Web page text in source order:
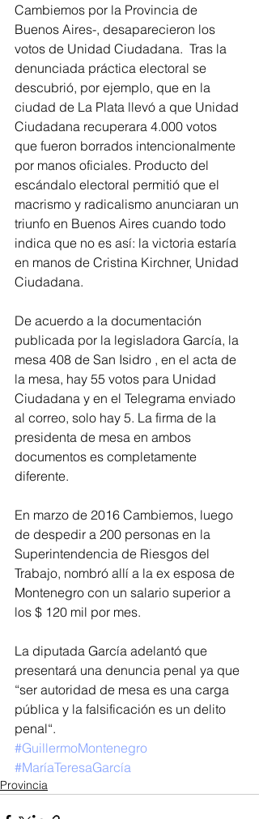
Cambiemos por la Provincia de
Buenos Aires-, desaparecieron los
votos de Unidad Ciudadana.  Tras la
denunciada práctica electoral se
descubrió, por ejemplo, que en la
ciudad de La Plata llevó a que Unidad
Ciudadana recuperara 4.000 votos
que fueron borrados intencionalmente
por manos oficiales. Producto del
escándalo electoral permitió que el
macrismo y radicalismo anunciaran un
triunfo en Buenos Aires cuando todo
indica que no es así: la victoria estaría
en manos de Cristina Kirchner, Unidad
Ciudadana.
De acuerdo a la documentación
publicada por la legisladora García, la
mesa 408 de San Isidro , en el acta de
la mesa, hay 55 votos para Unidad
Ciudadana y en el Telegrama enviado
al correo, solo hay 5. La firma de la
presidenta de mesa en ambos
documentos es completamente
diferente.
En marzo de 2016 Cambiemos, luego
de despedir a 200 personas en la
Superintendencia de Riesgos del
Trabajo, nombró allí a la ex esposa de
Montenegro con un salario superior a
los $ 120 mil por mes.
La diputada García adelantó que
presentará una denuncia penal ya que
“ser autoridad de mesa es una carga
pública y la falsificación es un delito
penal“.
#GuillermoMontenegro
#MaríaTeresaGarcía
Provincia